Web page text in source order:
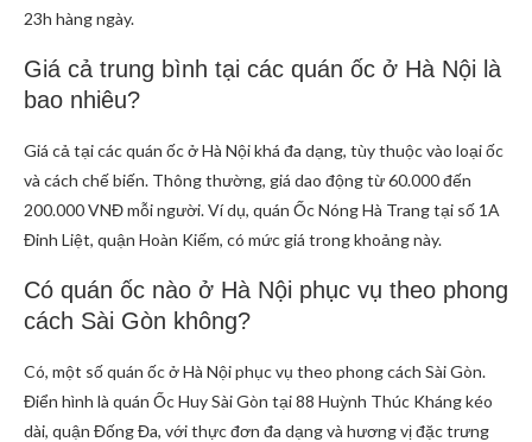
23h hàng ngày.
Giá cả trung bình tại các quán ốc ở Hà Nội là
bao nhiêu?
Giá cả tại các quán ốc ở Hà Nội khá đa dạng, tùy thuộc vào loại ốc
và cách chế biến. Thông thường, giá dao động từ 60.000 đến
200.000 VNĐ mỗi người. Ví dụ, quán Ốc Nóng Hà Trang tại số 1A
Đinh Liệt, quận Hoàn Kiếm, có mức giá trong khoảng này.
Có quán ốc nào ở Hà Nội phục vụ theo phong
cách Sài Gòn không?
Có, một số quán ốc ở Hà Nội phục vụ theo phong cách Sài Gòn.
Điển hình là quán Ốc Huy Sài Gòn tại 88 Huỳnh Thúc Kháng kéo
dài, quận Đống Đa, với thực đơn đa dạng và hương vị đặc trưng